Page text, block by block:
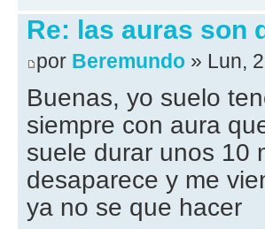
Re: las auras son
por Beremundo » Lun,
Buenas, yo suelo
siempre con aura
suele durar unos 10
desaparece y me
ya no se que hacer